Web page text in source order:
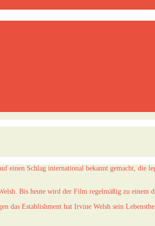
einen Schlag international bekannt gemacht,
Bis heute wird der Film regelmäßig zu einem
Establishment hat Irvine Welsh sein